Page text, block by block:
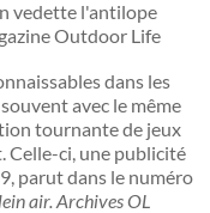
dans les
avec le même
tournante de jeux
Celle-ci, une publicité
parut dans le numéro
air. Archives OL